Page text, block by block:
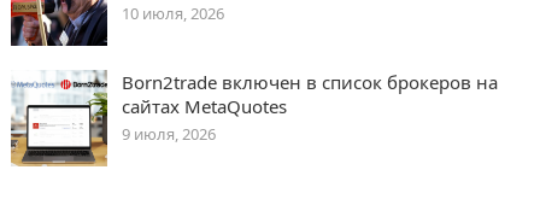
10 июля, 2026
Born2trade включен в список брокеров на
сайтах MetaQuotes
9 июля, 2026